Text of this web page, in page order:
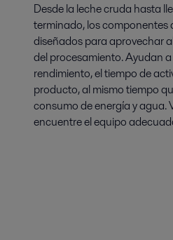
Desde la leche cruda hasta
terminado, los componentes
diseñados para aprovechar
del procesamiento. Ayudan
rendimiento, el tiempo de
producto, al mismo tiempo
consumo de energía y agua.
encuentre el equipo